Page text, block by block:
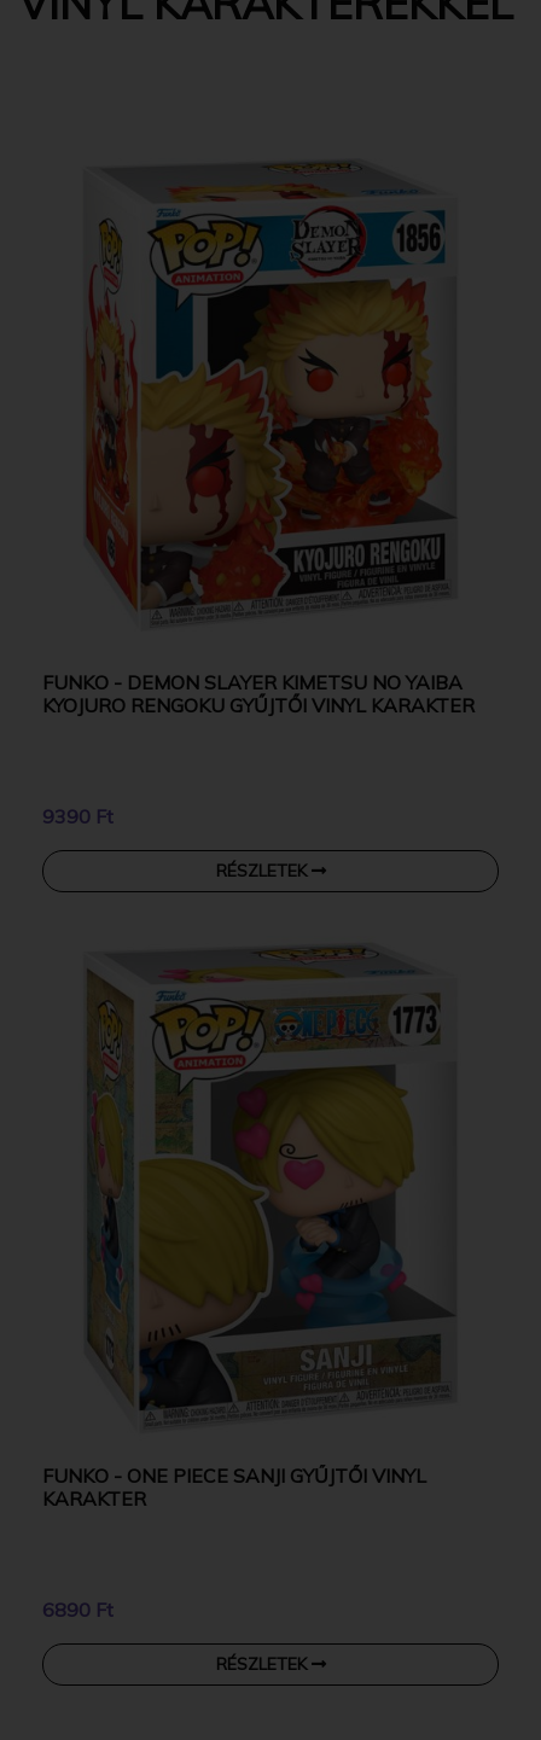
FUNKO - DEMON SLAYER KIMETSU NO YAIBA
KYOJURO RENGOKU GYŰJTŐI VINYL KARAKTER
9390 Ft
RÉSZLETEK
FUNKO - ONE PIECE SANJI GYŰJTŐI VINYL
KARAKTER
6890 Ft
RÉSZLETEK